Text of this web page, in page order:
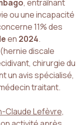
, entraînant
ou une incapacité
11% des
en 2024.
(hernie discale
chirurgie du
un avis spécialisé,
traitant.
Claude Lefèvre,